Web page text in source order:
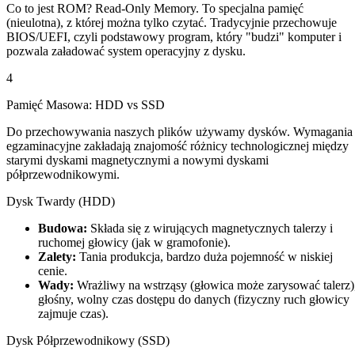
Co to jest ROM? Read-Only Memory. To specjalna pamięć
(nieulotna), z której można tylko czytać. Tradycyjnie przechowuje
BIOS/UEFI, czyli podstawowy program, który "budzi" komputer i
pozwala załadować system operacyjny z dysku.
4
Pamięć Masowa: HDD vs SSD
Do przechowywania naszych plików używamy dysków. Wymagania
egzaminacyjne zakładają znajomość różnicy technologicznej między
starymi dyskami magnetycznymi a nowymi dyskami
półprzewodnikowymi.
Dysk Twardy (HDD)
Budowa: Składa się z wirujących magnetycznych talerzy i
ruchomej głowicy (jak w gramofonie).
Zalety: Tania produkcja, bardzo duża pojemność w niskiej
cenie.
Wady: Wrażliwy na wstrząsy (głowica może zarysować
głośny, wolny czas dostępu do danych (fizyczny ruch głowicy
zajmuje czas).
Dysk Półprzewodnikowy (SSD)